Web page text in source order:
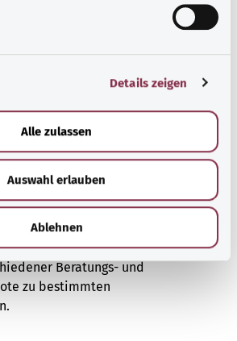
Details zeigen
Alle zulassen
Auswahl erlauben
Ablehnen
Beratungs- und
zu bestimmten